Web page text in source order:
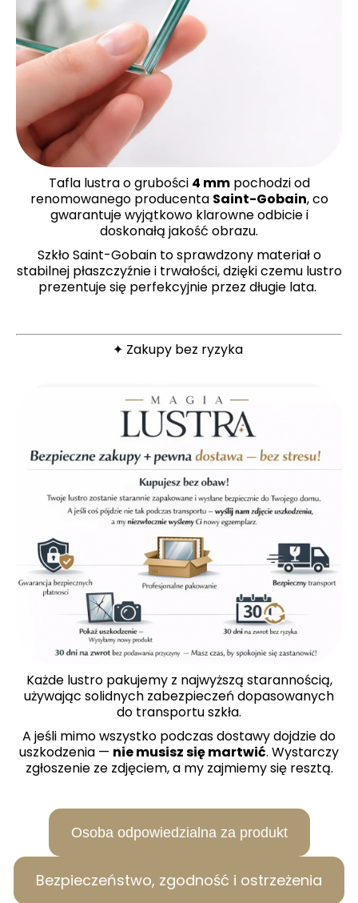
Tafla lustra o grubości 4 mmpochodzi od
renomowanego producenta Saint-Gobain, co
gwarantuje wyjątkowo klarowne odbicie i
doskonałą jakość obrazu.
Szkło Saint-Gobain to sprawdzony materiał o
stabilnej płaszczyźnie i trwałości, dzięki czemu lustro
prezentuje się perfekcyjnie przez długie lata.
✦ Zakupy bez ryzyka
Każde lustro pakujemy z najwyższą starannością,
używając solidnych zabezpieczeń dopasowanych
do transportu szkła.
A jeśli mimo wszystko podczas dostawy dojdzie do
uszkodzenia — nie musisz się martwić. Wystarczy
zgłoszenie ze zdjęciem, a my zajmiemy się resztą.
Osoba odpowiedzialna za produkt
Bezpieczeństwo, zgodność i ostrzeżenia